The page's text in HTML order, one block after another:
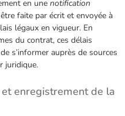
en une notification
faite par écrit et envoyée à
légaux en vigueur. En
du contrat, ces délais
s’informer auprès de sources
juridique.
enregistrement de la